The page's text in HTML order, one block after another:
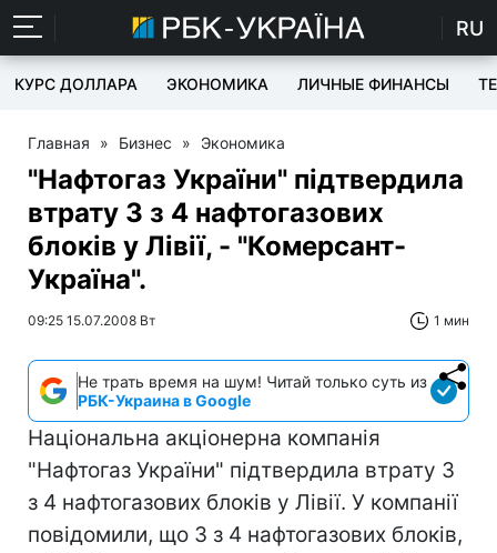
RU
КУРС ДОЛЛАРА ЭКОНОМИКА ЛИЧНЫЕ ФИНАНСЫ
Главная » Бизнес » Экономика
"Нафтогаз України" підтвердила
втрату 3 з 4 нафтогазових
блоків у Лівії, - "Комерсант-
Україна".
09:25 15.07.2008 Вт 1 мин
Не трать время на шум! Читай только суть из
РБК-Украина в Google
Національна акціонерна компанія
"Нафтогаз України" підтвердила втрату 3
з 4 нафтогазових блоків у Лівії. У компанії
повідомили, що 3 з 4 нафтогазових блоків,